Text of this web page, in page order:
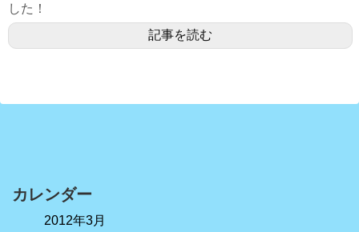
した！
記事を読む
カレンダー
2012年3月